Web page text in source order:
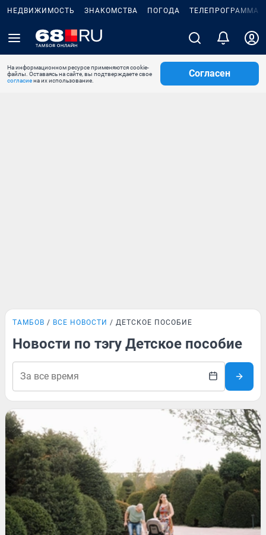
НЕДВИЖИМОСТЬ ЗНАКОМСТВА ПОГОДА ТЕЛЕПРОГРАММА
На информационном ресурсе применяются cookie-
файлы. Оставаясь на сайте, вы подтверждаете свое
согласиена их использование.
Согласен
ТАМБОВ ВСЕ НОВОСТИ ДЕТСКОЕ ПОСОБИЕ
Новости по тэгу Детское пособие